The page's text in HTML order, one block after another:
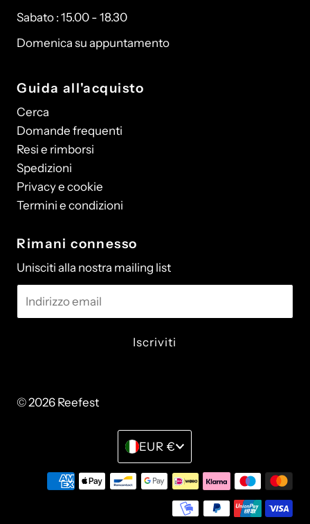
Sabato : 15.00 - 18.30
Domenica su appuntamento
Guida all'acquisto
Cerca
Domande frequenti
Resi e rimborsi
Spedizioni
Privacy e cookie
Termini e condizioni
Rimani connesso
Unisciti alla nostra mailing list
© 2026 Reefest
Monetay
EUR €